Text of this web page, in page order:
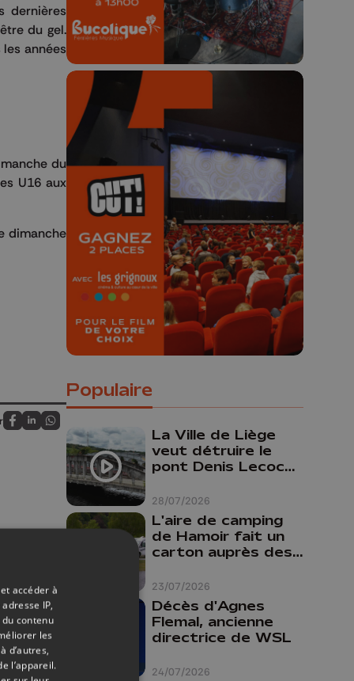
dernières
du gel.
années
du
U16 aux
dimanche
Partagez sur FaceBook
Partagez sur LinkedIn
Partagez sur Whatsapp
🎬 Concours CUT x
Les Grignoux ✨
Concours permanent - 2 places à
gagner chaque semaine !
Populaire
28/07/2026
La Ville de Liège
veut détruire le
pont Denis Lecocq
budget pour le
faire
23/07/2026
L'aire de camping
de Hamoir fait un
carton auprès des
24/07/2026
Décès d'Agnes
Flemal, ancienne
directrice de WSL
accéder à
IP,
contenu
les
d’autres,
l’appareil.